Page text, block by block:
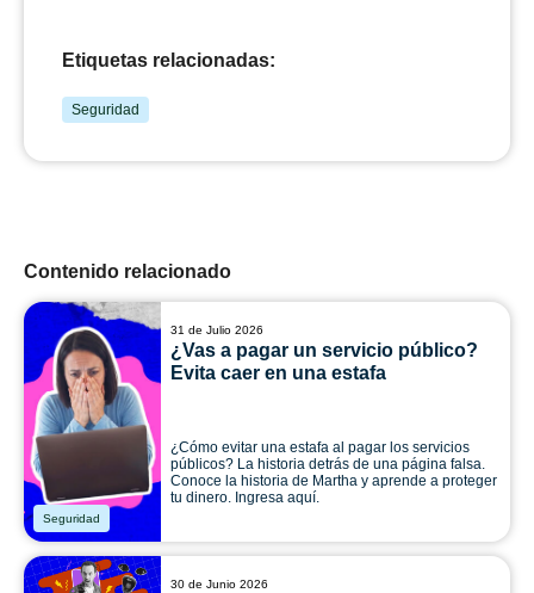
Etiquetas relacionadas:
Seguridad
Contenido relacionado
Seguridad
31 de Julio 2026
¿Vas a pagar un servicio público?
Evita caer en una estafa
¿Cómo evitar una estafa al pagar los servicios
públicos? La historia detrás de una página falsa.
Conoce la historia de Martha y aprende a proteger
tu dinero. Ingresa aquí.
30 de Junio 2026